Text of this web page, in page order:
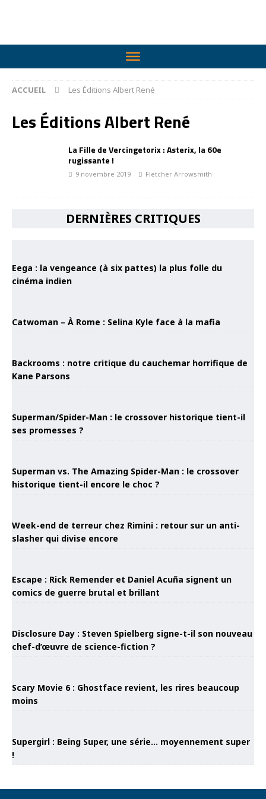
ACCUEIL Les Éditions Albert René
Les Éditions Albert René
La Fille de Vercingetorix : Asterix, la 60e
rugissante !
9 novembre 2019 Fletcher Arrowsmith
DERNIÈRES CRITIQUES
Eega : la vengeance (à six pattes) la plus folle du
cinéma indien
Catwoman – À Rome : Selina Kyle face à la mafia
Backrooms : notre critique du cauchemar horrifique de
Kane Parsons
Superman/Spider-Man : le crossover historique tient-il
ses promesses ?
Superman vs. The Amazing Spider-Man : le crossover
historique tient-il encore le choc ?
Week-end de terreur chez Rimini : retour sur un anti-
slasher qui divise encore
Escape : Rick Remender et Daniel Acuña signent un
comics de guerre brutal et brillant
Disclosure Day : Steven Spielberg signe-t-il son nouveau
chef-d’œuvre de science-fiction ?
Scary Movie 6 : Ghostface revient, les rires beaucoup
moins
Supergirl : Being Super, une série… moyennement super
!